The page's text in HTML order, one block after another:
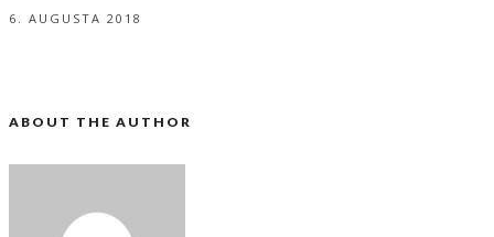
6. AUGUSTA 2018
ABOUT THE AUTHOR